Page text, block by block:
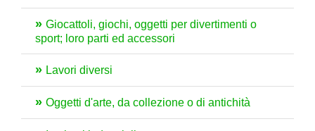
Giocattoli, giochi, oggetti per divertimenti o
sport; loro parti ed accessori
Lavori diversi
Oggetti d'arte, da collezione o di antichità